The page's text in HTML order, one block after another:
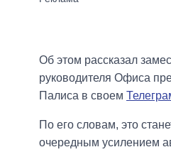
Об этом рассказал
руководителя Офиса
Палиса в своем
По его словам, это
очередным усилением